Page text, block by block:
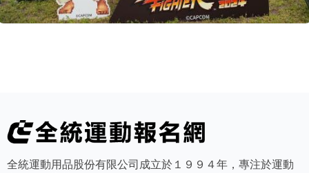
全統運動用品股份有限公司成立於１９９４年，專注於運動